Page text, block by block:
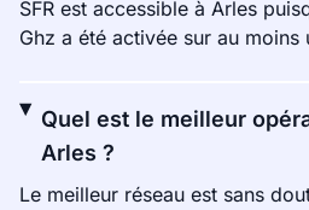
SFR est accessible à Arles
Ghz a été activée sur au moins
Quel est le meilleur
Arles ?
Le meilleur réseau est sans